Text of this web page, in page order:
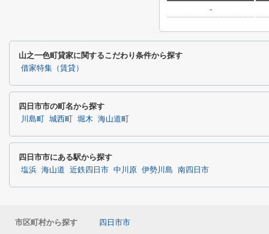
-
山之一色町貸家に関するこだわり条件から探す
借家特集（賃貸）
四日市市の町名から探す
川島町 城西町 堀木 海山道町
四日市市にある駅から探す
塩浜 海山道 近鉄四日市 中川原 伊勢川島 南四日市
市区町村から探す
四日市市